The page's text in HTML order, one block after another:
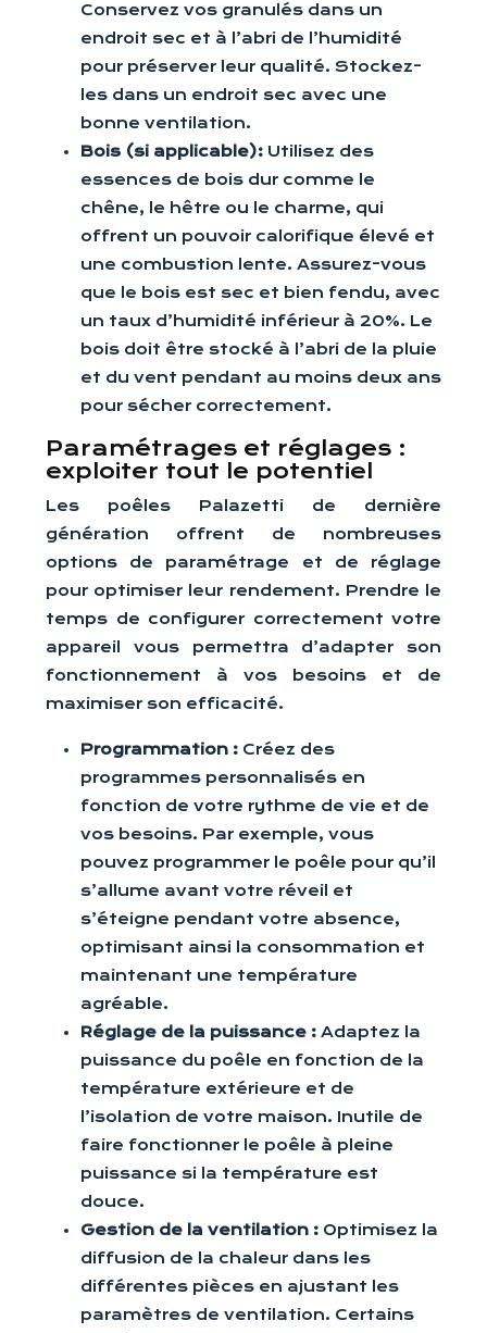
Conservez vos granulés dans un
endroit sec et à l’abri de l’humidité
pour préserver leur qualité. Stockez-
les dans un endroit sec avec une
bonne ventilation.
Bois (si applicable): Utilisez des
essences de bois dur comme le
chêne, le hêtre ou le charme, qui
offrent un pouvoir calorifique élevé et
une combustion lente. Assurez-vous
que le bois est sec et bien fendu, avec
un taux d’humidité inférieur à 20%. Le
bois doit être stocké à l’abri de la pluie
et du vent pendant au moins deux ans
pour sécher correctement.
Paramétrages et réglages :
exploiter tout le potentiel
Les poêles Palazetti de dernière
génération offrent de nombreuses
options de paramétrage et de réglage
pour optimiser leur rendement. Prendre le
temps de configurer correctement votre
appareil vous permettra d’adapter son
fonctionnement à vos besoins et de
maximiser son efficacité.
Programmation : Créez des
programmes personnalisés en
fonction de votre rythme de vie et de
vos besoins. Par exemple, vous
pouvez programmer le poêle pour qu’il
s’allume avant votre réveil et
s’éteigne pendant votre absence,
optimisant ainsi la consommation et
maintenant une température
agréable.
Réglage de la puissance : Adaptez la
puissance du poêle en fonction de la
température extérieure et de
l’isolation de votre maison. Inutile de
faire fonctionner le poêle à pleine
puissance si la température est
douce.
Gestion de la ventilation : Optimisez la
diffusion de la chaleur dans les
différentes pièces en ajustant les
paramètres de ventilation. Certains